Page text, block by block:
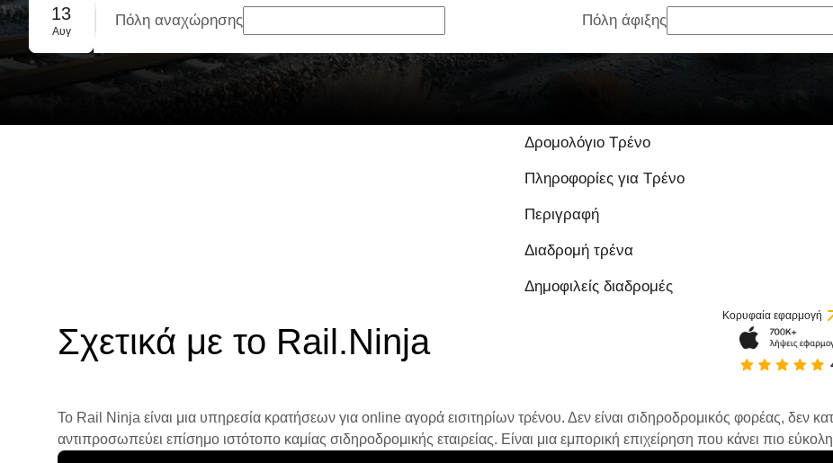
Ομαδική κράτηση
13
Αυγ
Πόλη αναχώρησης Πόλη άφιξης
Δρομολόγιο Τρένο
Πληροφορίες για Τρένο
Περιγραφή
Διαδρομή τρένα
Δημοφιλείς διαδρομές
Σχετικά με το Rail.Ninja
Κορυφαία εφαρμογή
Το Rail Ninja είναι μια υπηρεσία κρατήσεων για online αγορά εισιτηρίων τρένου. Δεν είναι σιδηροδρομικός φορέας, δεν
αντιπροσωπεύει επίσημο ιστότοπο καμίας σιδηροδρομικής εταιρείας. Είναι μια εμπορική επιχείρηση που κάνει πιο